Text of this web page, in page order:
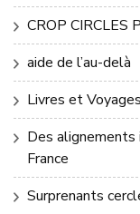
CROP CIRCLES
aide de l’au-delà
Livres et
Des alignements
France
Surprenants